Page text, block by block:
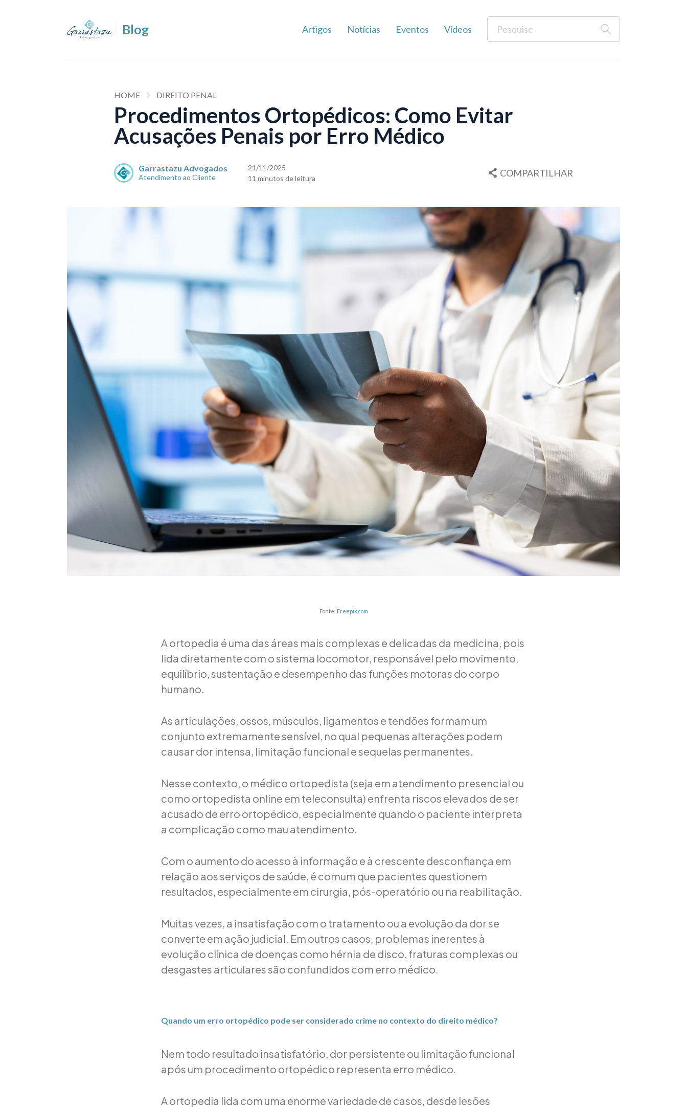
Artigos Notícias Eventos Vídeos
HOME DIREITO PENAL
Procedimentos Ortopédicos: Como Evitar
Acusações Penais por Erro Médico
Garrastazu Advogados
Atendimento ao Cliente
21/11/2025
11 minutos de leitura
COMPARTILHAR
Fonte: Freepik.com
A ortopedia é uma das áreas mais complexas e delicadas da medicina, pois
lida diretamente com o sistema locomotor, responsável pelo movimento,
equilíbrio, sustentação e desempenho das funções motoras do corpo
humano.
As articulações, ossos, músculos, ligamentos e tendões formam um
conjunto extremamente sensível, no qual pequenas alterações podem
causar dor intensa, limitação funcional e sequelas permanentes.
Nesse contexto, o médico ortopedista (seja em atendimento presencial ou
como ortopedista online em teleconsulta) enfrenta riscos elevados de ser
acusado de erro ortopédico, especialmente quando o paciente interpreta
a complicação como mau atendimento.
Com o aumento do acesso à informação e à crescente desconfiança em
relação aos serviços de saúde, é comum que pacientes questionem
resultados, especialmente em cirurgia, pós-operatório ou na reabilitação.
Muitas vezes, a insatisfação com o tratamento ou a evolução da dor se
converte em ação judicial. Em outros casos, problemas inerentes à
evolução clínica de doenças como hérnia de disco, fraturas complexas ou
desgastes articulares são confundidos com erro médico.
Quando um erro ortopédico pode ser considerado crime no contexto do direito médico?
Nem todo resultado insatisfatório, dor persistente ou limitação funcional
após um procedimento ortopédico representa erro médico.
A ortopedia lida com uma enorme variedade de casos, desde lesões